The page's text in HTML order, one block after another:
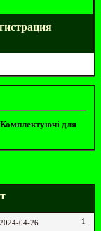
Комплектуючі для
1
04-26